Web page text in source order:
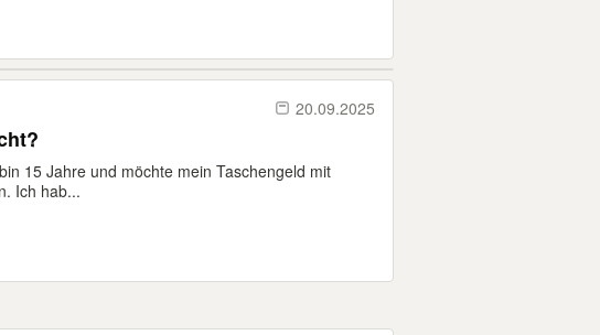
20.09.2025
15 Jahre und möchte mein Taschengeld mit
Ich hab...